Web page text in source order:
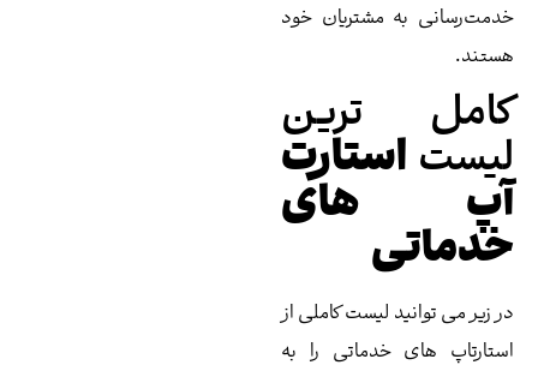
مشتریان خود
لیست کاملی از
خدماتی را به